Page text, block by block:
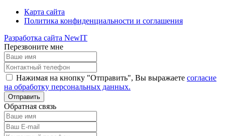
Карта сайта
Политика конфиденциальности и соглашения
Разработка сайта NewIT
Перезвоните мне
Нажимая на кнопку "Отправить", Вы выражаете согласие
на обработку персональных данных.
Обратная связь